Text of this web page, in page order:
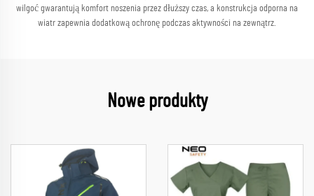
wilgoć gwarantują komfort noszenia przez dłuższy czas, a konstrukcja odporna na
wiatr zapewnia dodatkową ochronę podczas aktywności na zewnątrz.
Nowe produkty